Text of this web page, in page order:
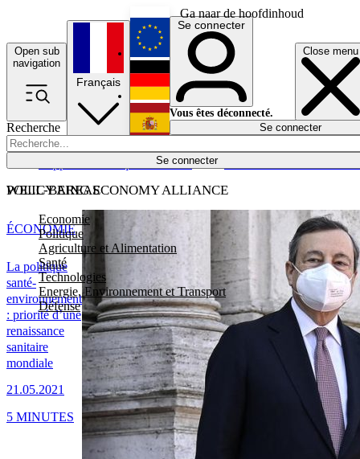
Ga naar de hoofdinhoud
Open sub
navigation
Close menu
Recherche
Se connecter
POLICY AREAS
Economie
Politique
Agriculture et Alimentation
Santé
Technologies
Energie, Environnement et Transport
Défense
Économie
Français
English
Deutsch
Español
Se connecter
Vous êtes déconnecté.
Se connecter
WELL-BEING ECONOMY ALLIANCE
La politique
santé-
environnement
: priorité d’une
renaissance
sanitaire
mondiale
21.05.2021
ÉCONOMIE
5 MINUTES